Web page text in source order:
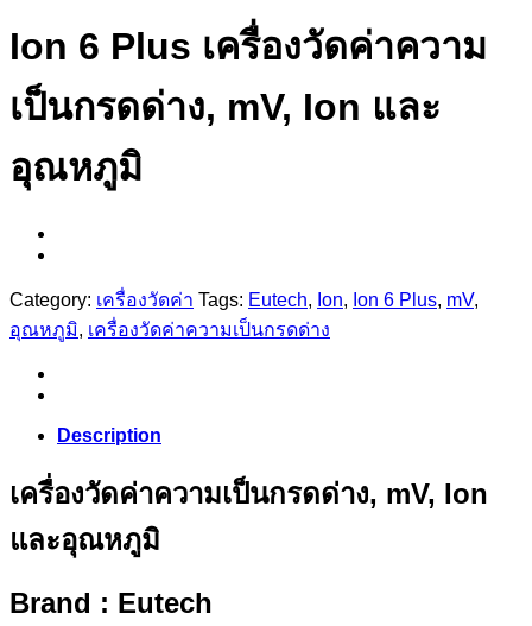
Ion 6 Plus เครื่องวัดค่าความ
เป็นกรดด่าง, mV, Ion และ
อุณหภูมิ
Category: เครื่องวัดค่า Tags: Eutech, Ion, Ion 6 Plus, mV,
อุณหภูมิ, เครื่องวัดค่าความเป็นกรดด่าง
Description
เครื่องวัดค่าความเป็นกรดด่าง, mV, Ion
และอุณหภูมิ
Brand : Eutech